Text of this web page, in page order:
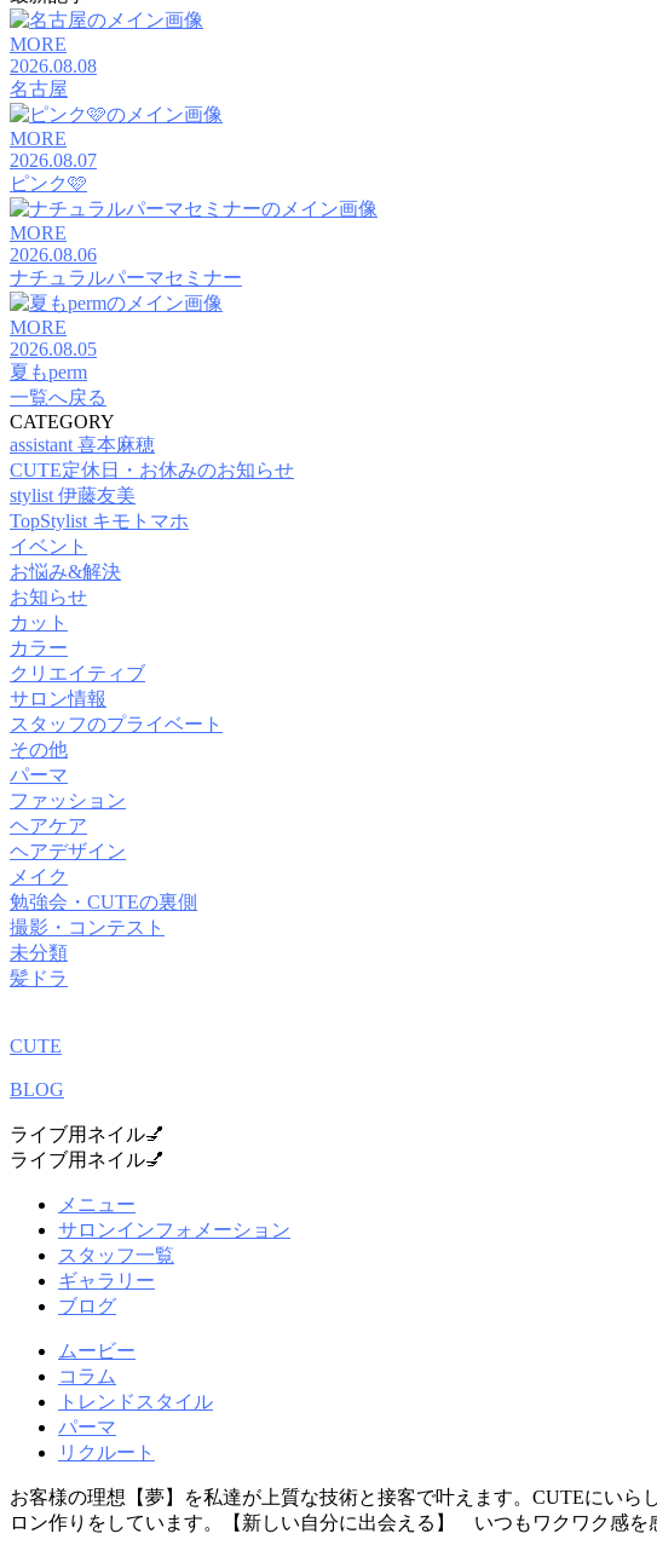
MORE
2026.08.08
名古屋
MORE
2026.08.07
ピンク🩷
MORE
2026.08.06
ナチュラルパーマセミナー
MORE
2026.08.05
夏もperm
一覧へ戻る
CATEGORY
assistant 喜本麻穂
CUTE定休日・お休みのお知らせ
stylist 伊藤友美
TopStylist キモトマホ
イベント
お悩み&解決
お知らせ
カット
カラー
クリエイティブ
サロン情報
スタッフのプライベート
その他
パーマ
ファッション
ヘアケア
ヘアデザイン
メイク
勉強会・CUTEの裏側
撮影・コンテスト
未分類
髪ドラ
CUTE
BLOG
ライブ用ネイル💅
ライブ用ネイル💅
メニュー
サロンインフォメーション
スタッフ一覧
ギャラリー
ブログ
ムービー
コラム
トレンドスタイル
パーマ
リクルート
お客様の理想【夢】を私達が上質な技術と接客で叶えます。CUTEにい
ロン作りをしています。【新しい自分に出会える】 いつもワクワク感を